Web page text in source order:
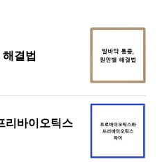
결법
리바이오틱스